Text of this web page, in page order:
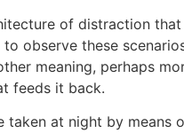
of distraction
observe these
meaning, perhaps
feeds it back.
taken at night by means